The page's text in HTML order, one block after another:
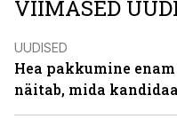
VIIMASED
UUDISED
Hea pakkumine
näitab, mida